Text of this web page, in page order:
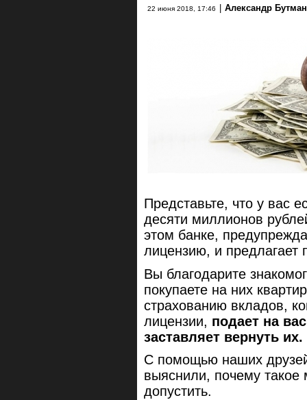
22 июня 2018, 17:46 | Александр
Представьте, что у вас
десяти миллионов
этом банке,
лицензию, и
Вы благодарите
покупаете на них
страхованию вкладов,
лицензии, подает на
заставляет вернуть их.
С помощью наших
выяснили, почему такое
допустить.